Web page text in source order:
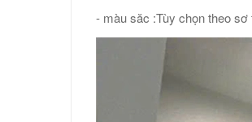
- màu săc :Tùy chọn theo